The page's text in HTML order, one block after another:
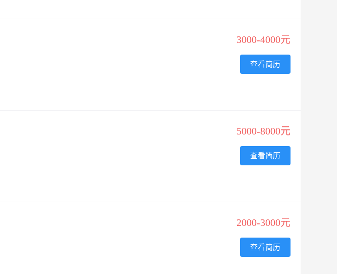
3000-4000元
查看简历
5000-8000元
查看简历
2000-3000元
查看简历